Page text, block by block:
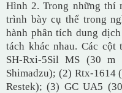
Hình 2. Trong những thí
trình bày cụ thể trong
hành phân tích dung
tách khác nhau. Các cột
SH-Rxi-5Sil MS (30
Shimadzu); (2) Rtx-1614
Restek); (3) GC UA5